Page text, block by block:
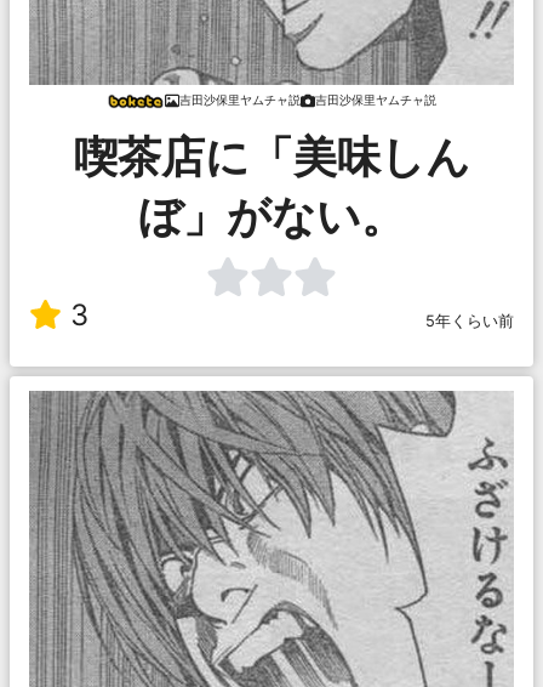
吉田沙保里ヤムチャ説 吉田沙保里ヤムチャ説
喫茶店に「美味しん
ぼ」がない。
3 5年くらい前